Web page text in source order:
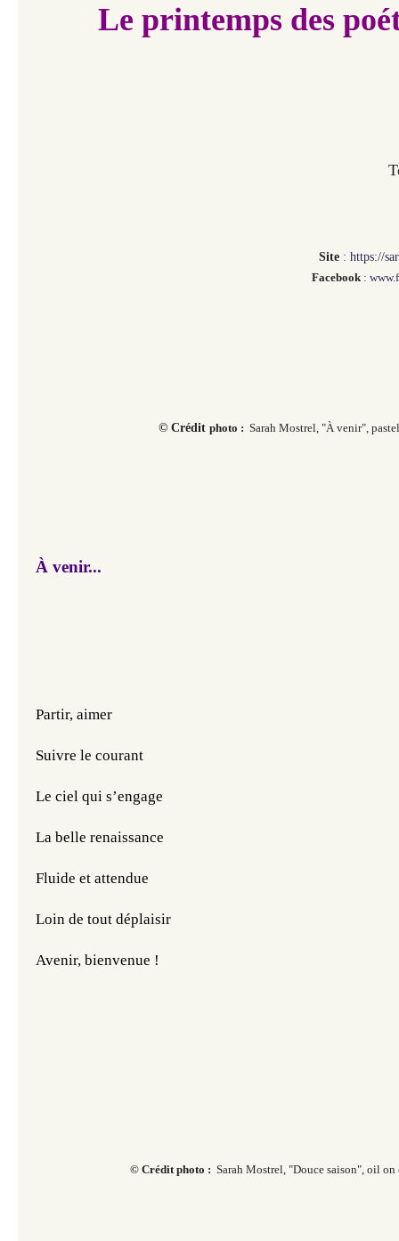
Le printemps des
Site : https://
Facebook :
© Crédit photo : Sarah Mostrel, "À venir",
À venir...
Partir, aimer
Suivre le courant
Le ciel qui s’engage
La belle renaissance
Fluide et attendue
Loin de tout déplaisir
Avenir, bienvenue !
© Crédit photo : Sarah Mostrel, "Douce saison", oil on